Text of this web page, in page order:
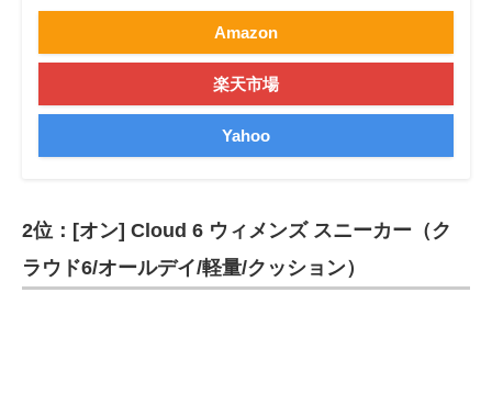
Amazon
楽天市場
Yahoo
2位：[オン] Cloud 6 ウィメンズ スニーカー（ク
ラウド6/オールデイ/軽量/クッション）